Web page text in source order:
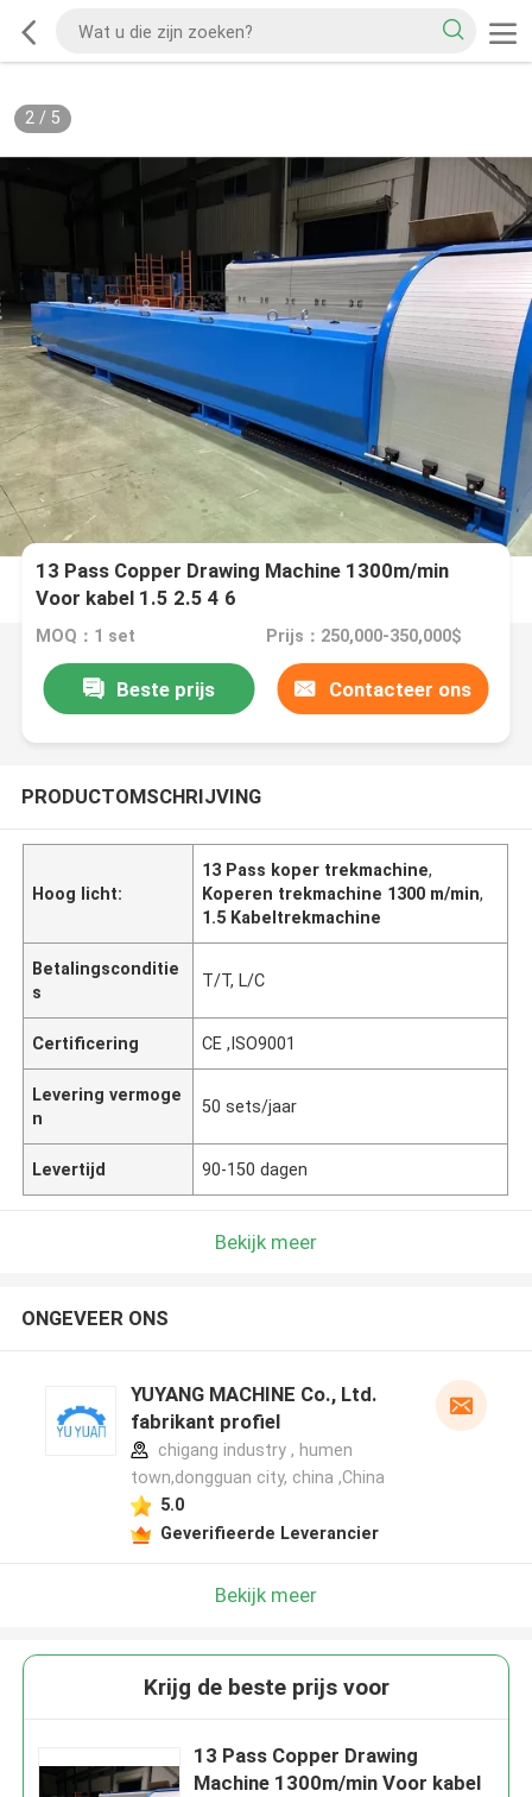
2/ 5
13 Pass Copper Drawing Machine 1300m/min
Voor kabel 1.5 2.5 4 6
MOQ：1 set Prijs：250,000-350,000$
Beste prijs Contacteer ons
PRODUCTOMSCHRIJVING
Hoog licht:
13 Pass koper trekmachine,
Koperen trekmachine 1300 m/min,
1.5 Kabeltrekmachine
Betalingsconditie
s
T/T, L/C
Certificering CE ,ISO9001
Levering vermoge
n
50 sets/jaar
Levertijd 90-150 dagen
Bekijk meer
ONGEVEER ONS
YUYANG MACHINE Co., Ltd.
fabrikant profiel
chigang industry , humen
town,dongguan city, china ,China
5.0
Geverifieerde Leverancier
Bekijk meer
Krijg de beste prijs voor
13 Pass Copper Drawing
Machine 1300m/min Voor kabel